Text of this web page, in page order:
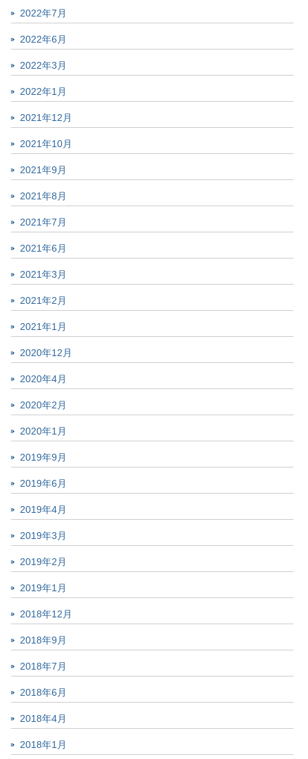
2022年7月
2022年6月
2022年3月
2022年1月
2021年12月
2021年10月
2021年9月
2021年8月
2021年7月
2021年6月
2021年3月
2021年2月
2021年1月
2020年12月
2020年4月
2020年2月
2020年1月
2019年9月
2019年6月
2019年4月
2019年3月
2019年2月
2019年1月
2018年12月
2018年9月
2018年7月
2018年6月
2018年4月
2018年1月